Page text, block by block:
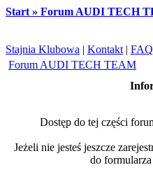
Start » Forum AUDI TECH
Stajnia Klubowa | Kontakt | FAQ
Forum AUDI TECH TEAM
Dostęp do tej części
Jeżeli nie jesteś jeszcze
do